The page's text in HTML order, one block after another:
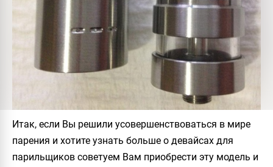
Итак, если Вы решили усовершенствоваться в мире
парения и хотите узнать больше о девайсах для
парильщиков советуем Вам приобрести эту модель и